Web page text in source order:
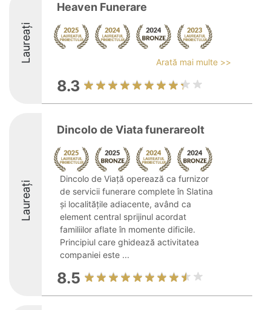
Laureați
Heaven Funerare
Arată mai multe >>
8.3
Laureați
Dincolo de Viata funerareolt
Dincolo de Viață operează ca furnizor
de servicii funerare complete în Slatina
și localitățile adiacente, având ca
element central sprijinul acordat
familiilor aflate în momente dificile.
Principiul care ghidează activitatea
companiei este ...
8.5